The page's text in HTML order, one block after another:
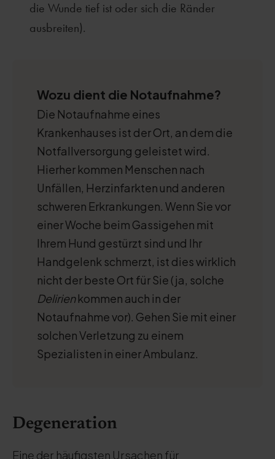
die Wunde tief ist oder sich die Ränder
ausbreiten).
Wozu dient die Notaufnahme?
Die Notaufnahme eines
Krankenhauses ist der Ort, an dem die
Notfallversorgung geleistet wird.
Hierher kommen Menschen nach
Unfällen, Herzinfarkten und anderen
schweren Erkrankungen. Wenn Sie vor
einer Woche beim Gassigehen mit
Ihrem Hund gestürzt sind und Ihr
Handgelenk schmerzt, ist dies wirklich
nicht der beste Ort für Sie (ja, solche
Delirienkommen auch in der
Notaufnahme vor). Gehen Sie mit einer
solchen Verletzung zu einem
Spezialisten in einer Ambulanz.
Degeneration
Eine der häufigsten Ursachen für